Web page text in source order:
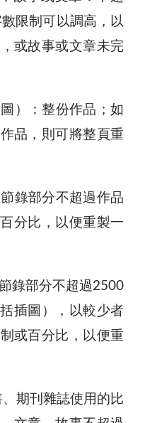
限制可以調高，以
或故事或文章未完
）：整份作品；如
品，則可將整頁重
錄部分不超過作品
分比，以便重製一
錄部分不超過2500
插圖），以較少者
或百分比，以便重
雜誌使用的比